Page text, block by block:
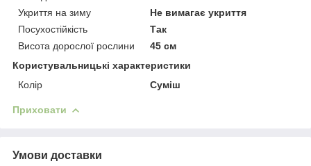
Укриття на зиму
Не вимагає укриття
Посухостійкість
Так
Висота дорослої рослини
45 см
Користувальницькі характеристики
Колір
Суміш
Приховати
Умови доставки